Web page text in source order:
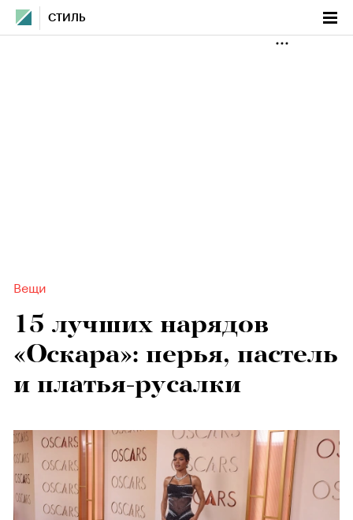
СТИЛЬ
Вещи
15 лучших нарядов
«Оскара»: перья, пастель
и платья-русалки